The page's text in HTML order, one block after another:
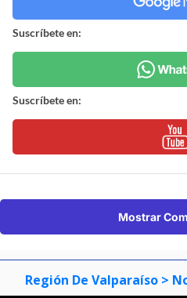
Suscríbete en:
Suscríbete en:
Mostrar
Región De Valparaíso >